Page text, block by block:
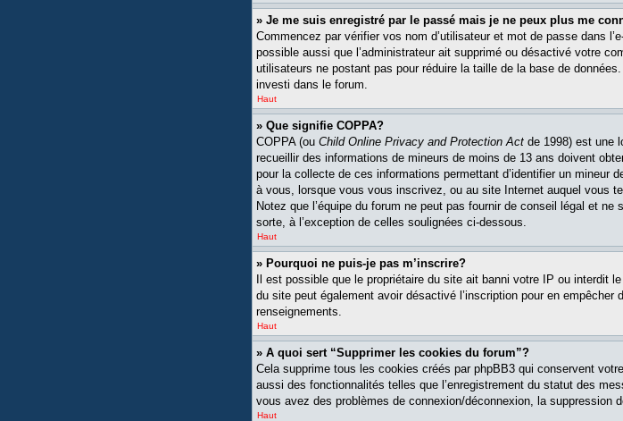
» Je me suis enregistré par le passé mais je ne peux plus me
Commencez par vérifier vos nom d’utilisateur et mot de passe dans
possible aussi que l’administrateur ait supprimé ou désactivé votre
utilisateurs ne postant pas pour réduire la taille de la base de
investi dans le forum.
Haut
» Que signifie COPPA?
COPPA (ou Child Online Privacy and Protection Act de 1998) est une
recueillir des informations de mineurs de moins de 13 ans doivent
pour la collecte de ces informations permettant d’identifier un mineur
à vous, lorsque vous vous inscrivez, ou au site Internet auquel vous
Notez que l’équipe du forum ne peut pas fournir de conseil légal et
sorte, à l’exception de celles soulignées ci-dessous.
Haut
» Pourquoi ne puis-je pas m’inscrire?
Il est possible que le propriétaire du site ait banni votre IP ou interdit
du site peut également avoir désactivé l’inscription pour en empêcher
renseignements.
Haut
» A quoi sert “Supprimer les cookies du forum”?
Cela supprime tous les cookies créés par phpBB3 qui conservent
aussi des fonctionnalités telles que l’enregistrement du statut des
vous avez des problèmes de connexion/déconnexion, la suppression
Haut